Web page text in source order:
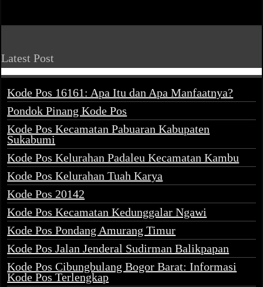
Latest Post
Kode Pos 16161: Apa Itu dan Apa Manfaatnya?
Pondok Pinang Kode Pos
Kode Pos Kecamatan Pabuaran Kabupaten
Sukabumi
Kode Pos Kelurahan Padaleu Kecamatan Kambu
Kode Pos Kelurahan Tuah Karya
Kode Pos 20142
Kode Pos Kecamatan Kedunggalar Ngawi
Kode Pos Pondang Amurang Timur
Kode Pos Jalan Jenderal Sudirman Balikpapan
Kode Pos Cibungbulang Bogor Barat: Informasi
Kode Pos Terlengkap